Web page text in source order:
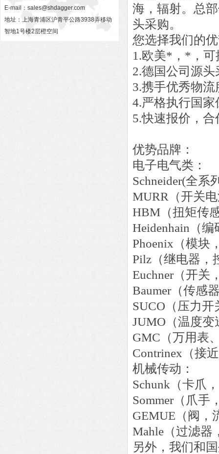
E-mail： sales@shdagger.com
地址：上海青浦区沪青平公路3938弄移动
智地1号楼2层橙空间
海，辐射。总
头采购。
您选择我们的
1.欧美*，*，可
2.德国公司源
3.携手优秀物
4.严格执行国
5.快速报价，
优势品牌：
电子电气类：
Schneider(全系
MURR（开关
HBM（扭矩传
Heidenhain（
Phoenix（模块
Pilz（继电器，
Euchner（开关
Baumer（传感
SUCO（压力
JUMO（温度
GMC（万用表
Contrinex（接
机械传动：
Schunk（卡爪
Sommer（爪手
GEMUE（阀，
Mahle（过滤器
另外，我们和